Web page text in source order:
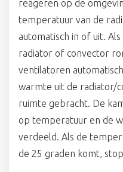
reageren op de
temperatuur van de
automatisch in of uit.
radiator of convector
ventilatoren
warmte uit de radiator/
ruimte gebracht. De
op temperatuur en de
verdeeld. Als de
de 25 graden komt,